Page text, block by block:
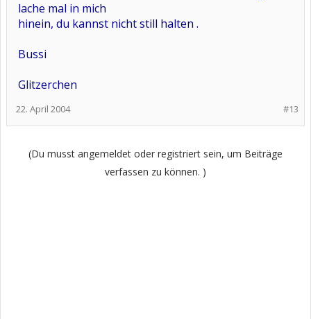
lache mal in mich
hinein, du kannst nicht still halten .
Bussi
Glitzerchen
#13
22. April 2004
(Du musst angemeldet oder registriert sein, um Beiträge
verfassen zu können. )